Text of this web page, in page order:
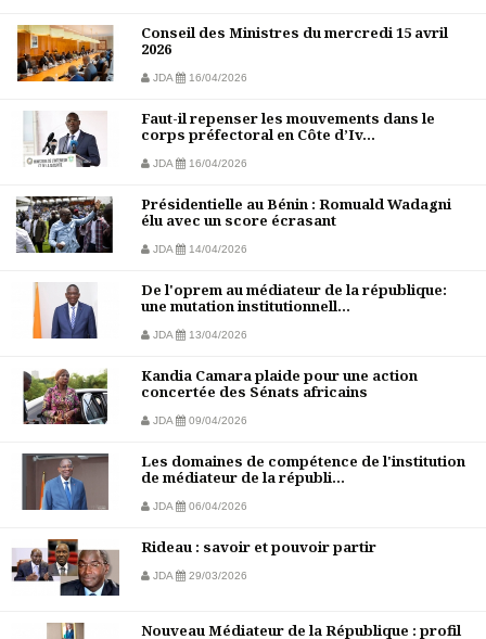
Conseil des Ministres du mercredi 15 avril
2026
JDA 16/04/2026
Faut-il repenser les mouvements dans le
corps préfectoral en Côte d’Iv...
JDA 16/04/2026
Présidentielle au Bénin : Romuald Wadagni
élu avec un score écrasant
JDA 14/04/2026
De l'oprem au médiateur de la république:
une mutation institutionnell...
JDA 13/04/2026
Kandia Camara plaide pour une action
concertée des Sénats africains
JDA 09/04/2026
Les domaines de compétence de l'institution
de médiateur de la républi...
JDA 06/04/2026
Rideau : savoir et pouvoir partir
JDA 29/03/2026
Nouveau Médiateur de la République : profil